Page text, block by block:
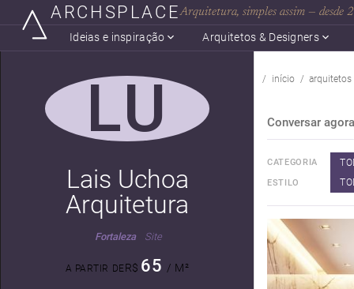
ARCHSPLACEArquitetura, simples assim — desde
Ideias e inspiração Arquitetos & Designers
LU
Lais Uchoa
Arquitetura
Fortaleza Site
A PARTIR DER$ 65 / M²
início arquitetos
Conversar agora
CATEGORIA
ESTILO